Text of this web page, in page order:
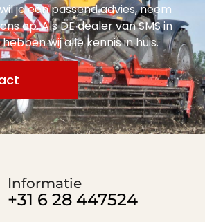
je een passend advies, neem
op. Als DE dealer van SMS in
wij alle kennis in huis.
Informatie
+31 6 28 447524